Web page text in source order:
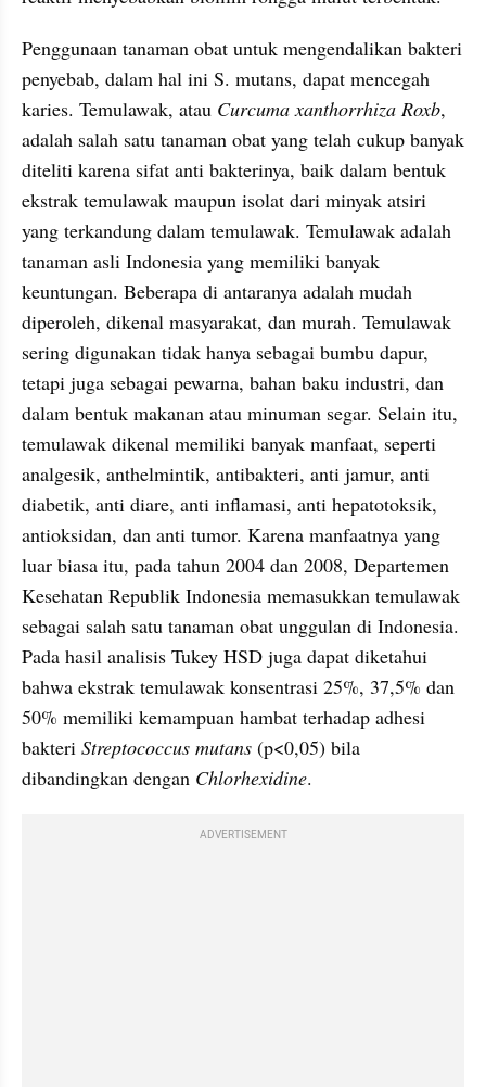
Penggunaan tanaman obat untuk mengendalikan bakteri
penyebab, dalam hal ini S. mutans, dapat mencegah
karies. Temulawak, atau Curcuma xanthorrhiza Roxb,
adalah salah satu tanaman obat yang telah cukup banyak
diteliti karena sifat anti bakterinya, baik dalam bentuk
ekstrak temulawak maupun isolat dari minyak atsiri
yang terkandung dalam temulawak. Temulawak adalah
tanaman asli Indonesia yang memiliki banyak
keuntungan. Beberapa di antaranya adalah mudah
diperoleh, dikenal masyarakat, dan murah. Temulawak
sering digunakan tidak hanya sebagai bumbu dapur,
tetapi juga sebagai pewarna, bahan baku industri, dan
dalam bentuk makanan atau minuman segar. Selain itu,
temulawak dikenal memiliki banyak manfaat, seperti
analgesik, anthelmintik, antibakteri, anti jamur, anti
diabetik, anti diare, anti inflamasi, anti hepatotoksik,
antioksidan, dan anti tumor. Karena manfaatnya yang
luar biasa itu, pada tahun 2004 dan 2008, Departemen
Kesehatan Republik Indonesia memasukkan temulawak
sebagai salah satu tanaman obat unggulan di Indonesia.
Pada hasil analisis Tukey HSD juga dapat diketahui
bahwa ekstrak temulawak konsentrasi 25%, 37,5% dan
50% memiliki kemampuan hambat terhadap adhesi
bakteri Streptococcus mutans (p<0,05) bila
dibandingkan dengan Chlorhexidine.
ADVERTISEMENT